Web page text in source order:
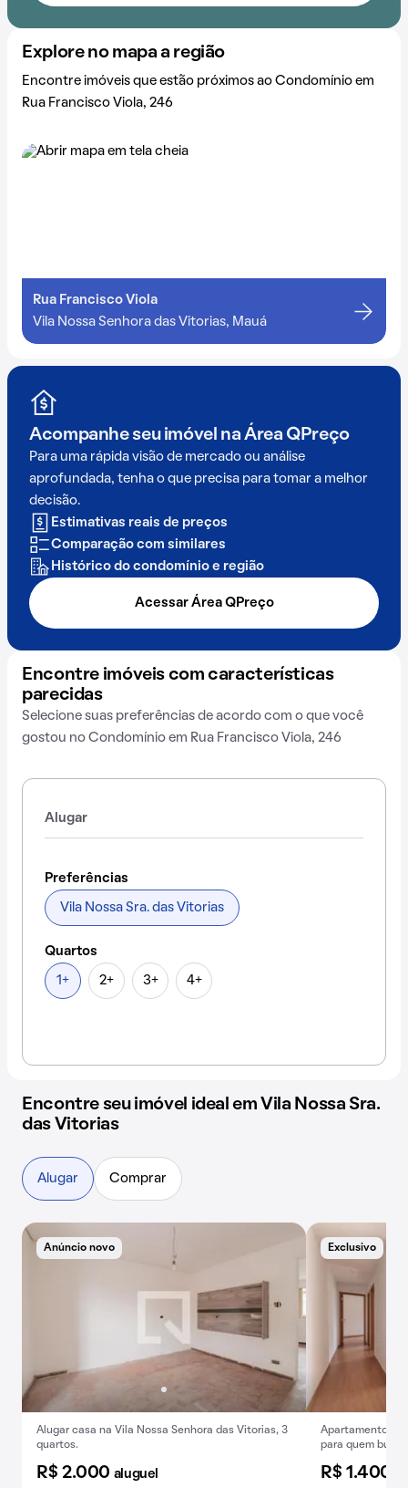
Explore no mapa a região
Encontre imóveis que estão próximos ao Condomínio em
Rua Francisco Viola, 246
Rua Francisco Viola
Vila Nossa Senhora das Vitorias, Mauá
Acompanhe seu imóvel na Área QPreço
Para uma rápida visão de mercado ou análise
aprofundada, tenha o que precisa para tomar a melhor
decisão.
Estimativas reais de preços
Comparação com similares
Histórico do condomínio e região
Acessar Área QPreço
Encontre imóveis com características
parecidas
Selecione suas preferências de acordo com o que você
gostou no Condomínio em Rua Francisco Viola, 246
Alugar
Preferências
Vila Nossa Sra. das Vitorias
Quartos
1+ 2+ 3+ 4+
Encontre seu imóvel ideal em Vila Nossa Sra.
das Vitorias
Anúncio novo
Alugar casa na Vila Nossa Senhora das Vitorias, 3
quartos.
R$ 2.000 aluguel
Exclusivo
Apartamento
para quem
R$ 1.400
Alugar Comprar